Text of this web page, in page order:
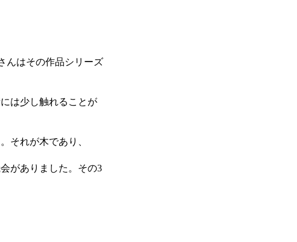
んはその作品シリーズ
は少し触れることが
それが木であり、
がありました。その3